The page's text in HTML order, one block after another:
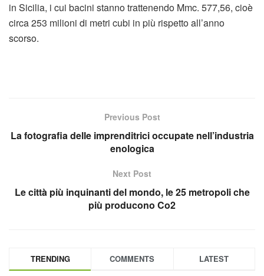
in Sicilia, i cui bacini stanno trattenendo Mmc. 577,56, cioè
circa 253 milioni di metri cubi in più rispetto all’anno
scorso.
Previous Post
La fotografia delle imprenditrici occupate nell’industria
enologica
Next Post
Le città più inquinanti del mondo, le 25 metropoli che
più producono Co2
TRENDING COMMENTS LATEST